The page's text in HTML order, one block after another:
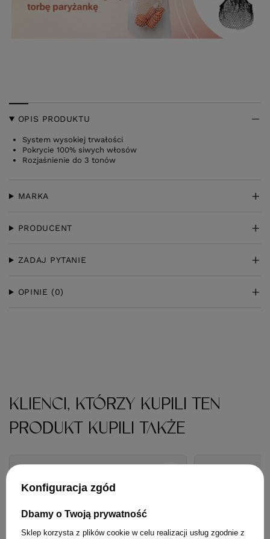
OPIS PRODUKTU
System wysokiej trwałości
Pokrycie 100% siwych włosów
Rozjaśnienie do 3 tonów
MARKA
PRODUCENT
ZADAJ PYTANIE
OPINIE (0)
KLIENCI, KTÓRZY KUPILI TEN
PRODUKT KUPILI TAKŻE
Konfiguracja zgód
Dbamy o Twoją prywatność
Sklep korzysta z plików cookie w celu realizacji usług zgodnie z